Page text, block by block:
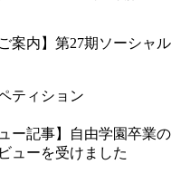
案内】第27期ソーシャ
ティション